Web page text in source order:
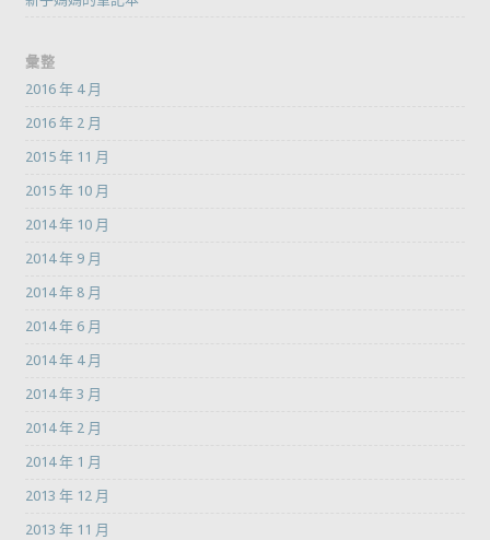
彙整
2016 年 4 月
2016 年 2 月
2015 年 11 月
2015 年 10 月
2014 年 10 月
2014 年 9 月
2014 年 8 月
2014 年 6 月
2014 年 4 月
2014 年 3 月
2014 年 2 月
2014 年 1 月
2013 年 12 月
2013 年 11 月